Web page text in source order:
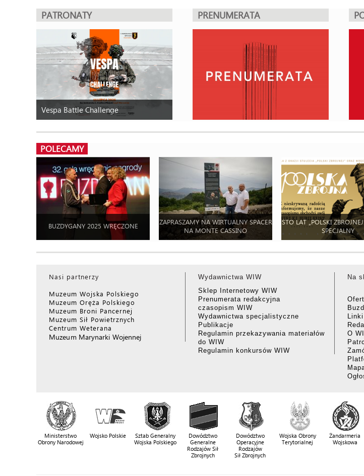
PATRONATY
Vespa Battle Challenge
PRENUMERATA
POLECAMY
BUZDYGANY 2025 WRĘCZONE
ZAPRASZAMY NA WIRTUALNY SPACER
NA MONTE CASSINO
STO LAT „POLSKI
SPECJALNY
Nasi partnerzy
Muzeum Wojska Polskiego
Muzeum Oręża Polskiego
Muzeum Broni Pancernej
Muzeum Sił Powietrznych
Centrum Weterana
Muzeum Marynarki Wojennej
Wydawnictwa WIW
Sklep Internetowy WIW
Prenumerata redakcyjna
czasopism WIW
Wydawnictwa specjalistyczne
Publikacje
Regulamin przekazywania materiałów
do WIW
Regulamin konkursów WIW
Na
Linki
O
Ministerstwo
Obrony Narodowej
Wojsko Polskie
Sztab Generalny
Wojska Polskiego
Dowództwo
Generalne
Rodzajów Sił
Zbrojnych
Dowództwo
Operacyjne
Rodzajów
Sił Zbrojnych
Wojska Obrony
Terytorialnej
Żandarmeria
Wojskowa